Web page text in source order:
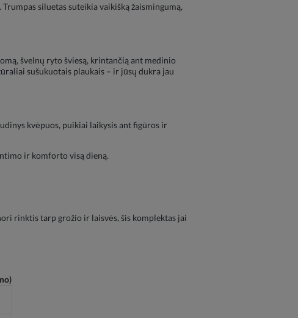
siluetas suteikia vaikišką žaismingumą,
švelnų ryto šviesą, krintančią ant medinio
sušukuotais plaukais – ir jūsų dukra jau
kvėpuos, puikiai laikysis ant figūros ir
ir komforto visą dieną.
rinktis tarp grožio ir laisvės, šis komplektas jai